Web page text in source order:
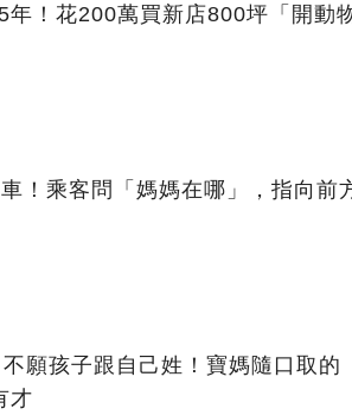
年！花200萬買新店800坪「開動
！乘客問「媽媽在哪」，指向前
願孩子跟自己姓！寶媽隨口取的
才